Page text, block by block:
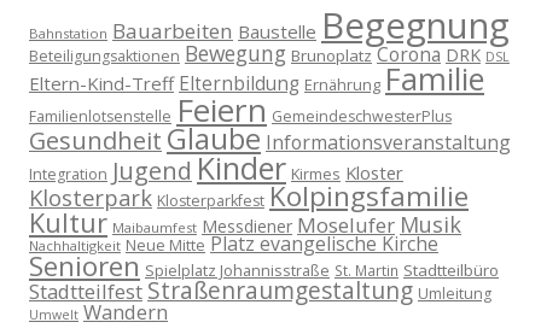
Bahnstation Bauarbeiten Baustelle Begegnung
Beteiligungsaktionen Bewegung Brunoplatz Corona DRK DSL
Eltern-Kind-Treff Elternbildung Ernährung Familie
Familienlotsenstelle Feiern GemeindeschwesterPlus
Gesundheit Glaube Informationsveranstaltung
Integration Jugend Kinder Kirmes Kloster
Klosterpark Klosterparkfest Kolpingsfamilie
Kultur Maibaumfest Messdiener Moselufer Musik
Nachhaltigkeit Neue Mitte Platz evangelische Kirche
Senioren Spielplatz Johannisstraße St. Martin Stadtteilbüro
Stadtteilfest Straßenraumgestaltung Umleitung
Umwelt Wandern